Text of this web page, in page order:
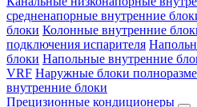
средненапорные внутренние
блоки Колонные внутренние
подключения испарителя
блоки Напольные внутренние
VRF Наружные блоки
внутренние блоки
Прецизионные кондиционеры